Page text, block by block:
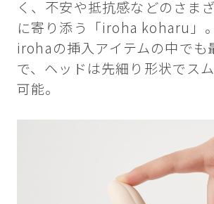
く、不安や抵抗感などのさま
に寄り添う「iroha koharu」。
irohaの挿入アイテムの中でも
で、ヘッドは先細り形状でス
可能。